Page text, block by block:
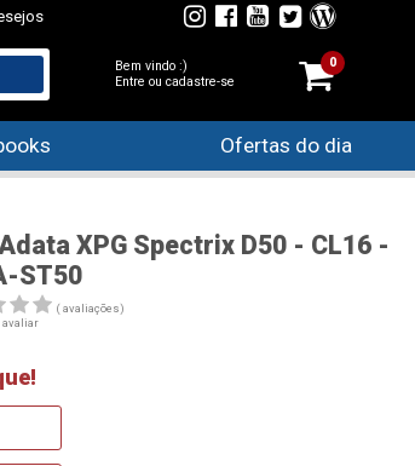
Bem vindo :)
Entre ou cadastre-se
0
Ofertas do dia
XPG Spectrix D50 - CL16 -
ST50
( avaliações)
avaliar